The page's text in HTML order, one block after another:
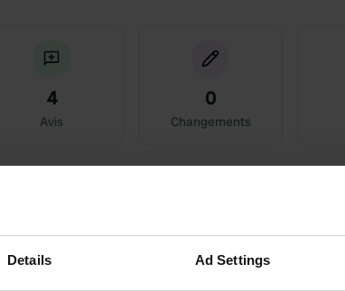
Details Ad Settings
4
Avis
0
Changements